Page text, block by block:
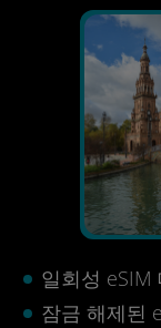
일회성 eSIM
잠금 해제된